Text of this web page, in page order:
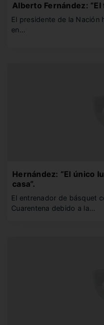
Alberto Fernández:
El presidente de la
en…
Hernández: “El único
casa”.
El entrenador de básquet
Cuarentena debido a la…